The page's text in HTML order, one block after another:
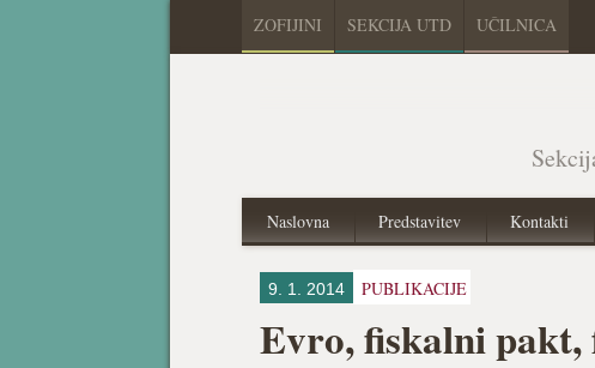
ZOFIJINI SEKCIJA UTD UČILNICA
Naslovna Predstavitev Kontakti
9. 1. 2014 PUBLIKACIJE
Evro, fiskalni pakt,